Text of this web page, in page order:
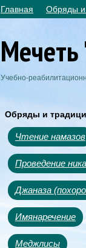
Главная Обряды и
Учебно-
Обряды и
Чтение намазов
Проведение
Джаназа
Имянаречение
Меджлисы